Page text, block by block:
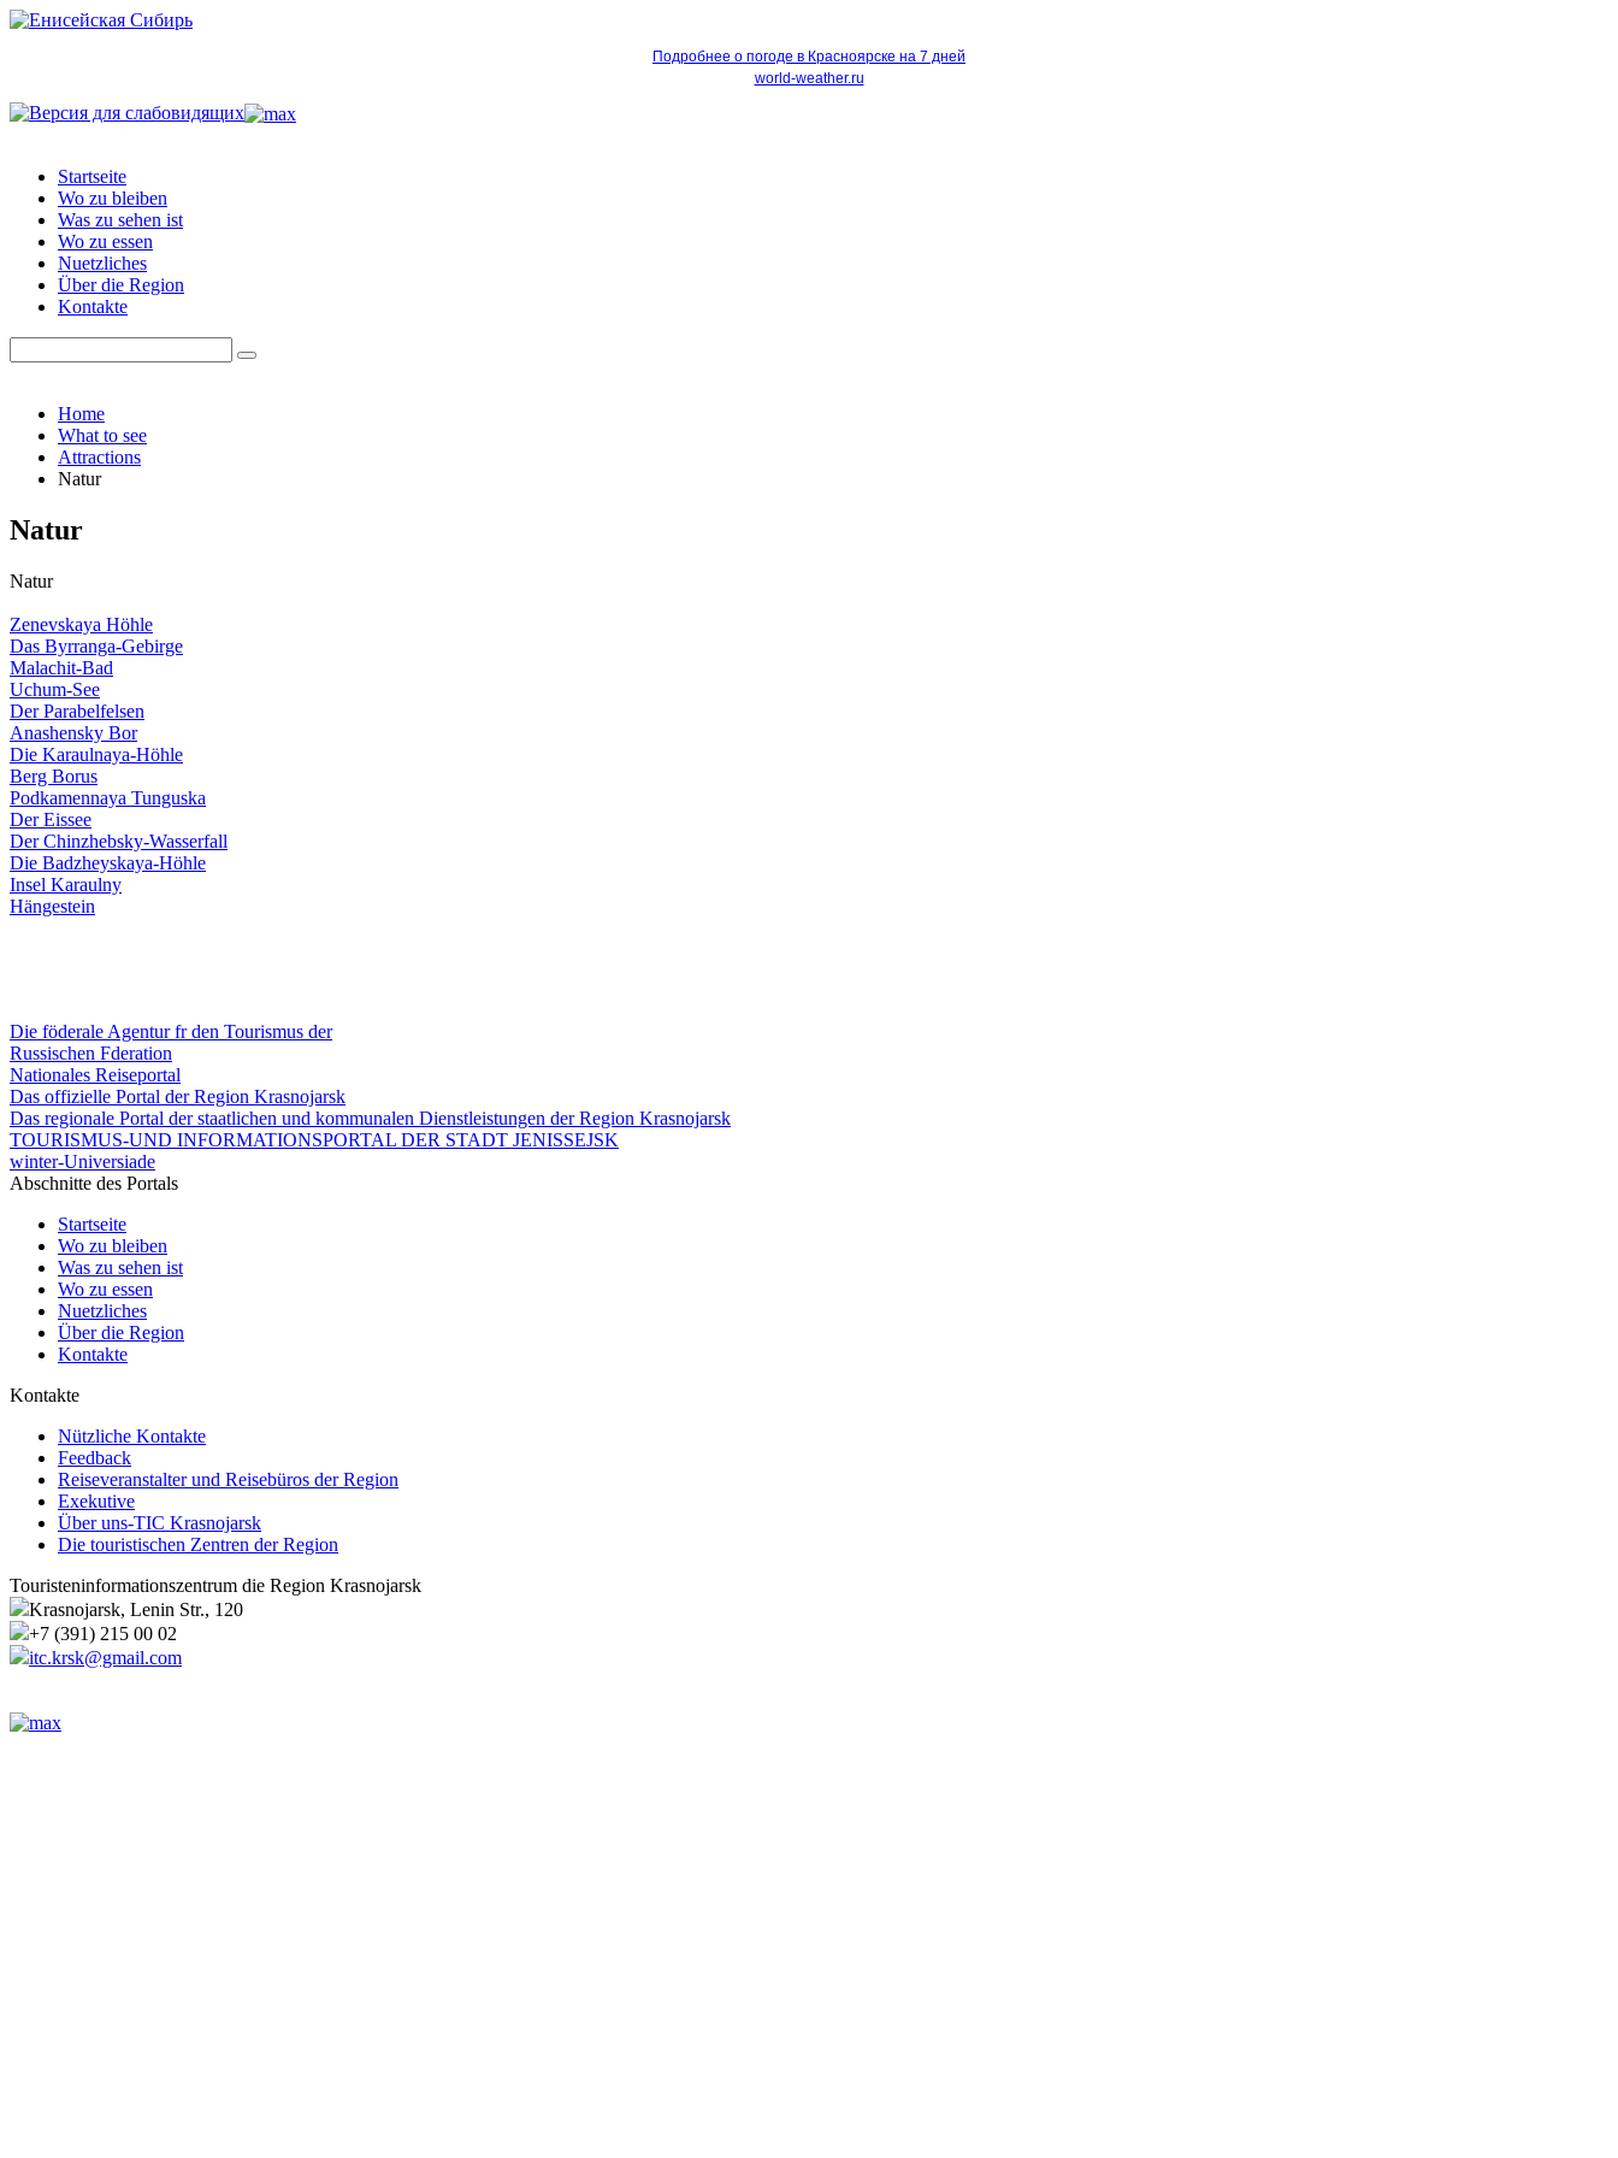
Подробнее о погоде в Красноярске на 7 дней
world-weather.ru
Startseite
Wo zu bleiben
Was zu sehen ist
Wo zu essen
Nuetzliches
Über die Region
Kontakte
Home
What to see
Attractions
Natur
Natur
Natur
Zenevskaya Höhle
Das Byrranga-Gebirge
Malachit-Bad
Uchum-See
Der Parabelfelsen
Anashensky Bor
Die Karaulnaya-Höhle
Berg Borus
Podkamennaya Tunguska
Der Eissee
Der Chinzhebsky-Wasserfall
Die Badzheyskaya-Höhle
Insel Karaulny
Hängestein
Die föderale Agentur fr den Tourismus der
Russischen Fderation
Nationales Reiseportal
Das offizielle Portal der Region Krasnojarsk
Das regionale Portal der staatlichen und kommunalen Dienstleistungen der Region Krasnojarsk
TOURISMUS-UND INFORMATIONSPORTAL DER STADT JENISSEJSK
winter-Universiade
Abschnitte des Portals
Startseite
Wo zu bleiben
Was zu sehen ist
Wo zu essen
Nuetzliches
Über die Region
Kontakte
Kontakte
Nützliche Kontakte
Feedback
Reiseveranstalter und Reisebüros der Region
Exekutive
Über uns-TIC Krasnojarsk
Die touristischen Zentren der Region
Touristeninformationszentrum die Region Krasnojarsk
Krasnojarsk, Lenin Str., 120
+7 (391) 215 00 02
itc.krsk@gmail.com